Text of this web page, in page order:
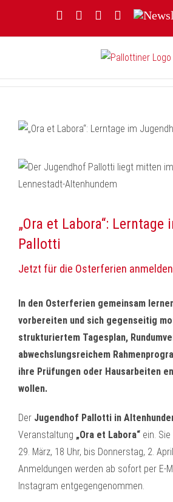
FacebookYouTubeInstagram
Threads
„Ora et Labora“:
Pallotti
Jetzt für die Osterferien anmelden
In den Osterferien gemeinsam
vorbereiten und sich gegenseitig
strukturiertem Tagesplan,
abwechslungsreichem
ihre Prüfungen oder Hausarbeiten
wollen.
Der Jugendhof Pallotti in
Veranstaltung „Ora et Labora“ ein.
29. März, 18 Uhr, bis Donnerstag, 2.
Anmeldungen werden ab sofort per E-
Instagram entgegengenommen.